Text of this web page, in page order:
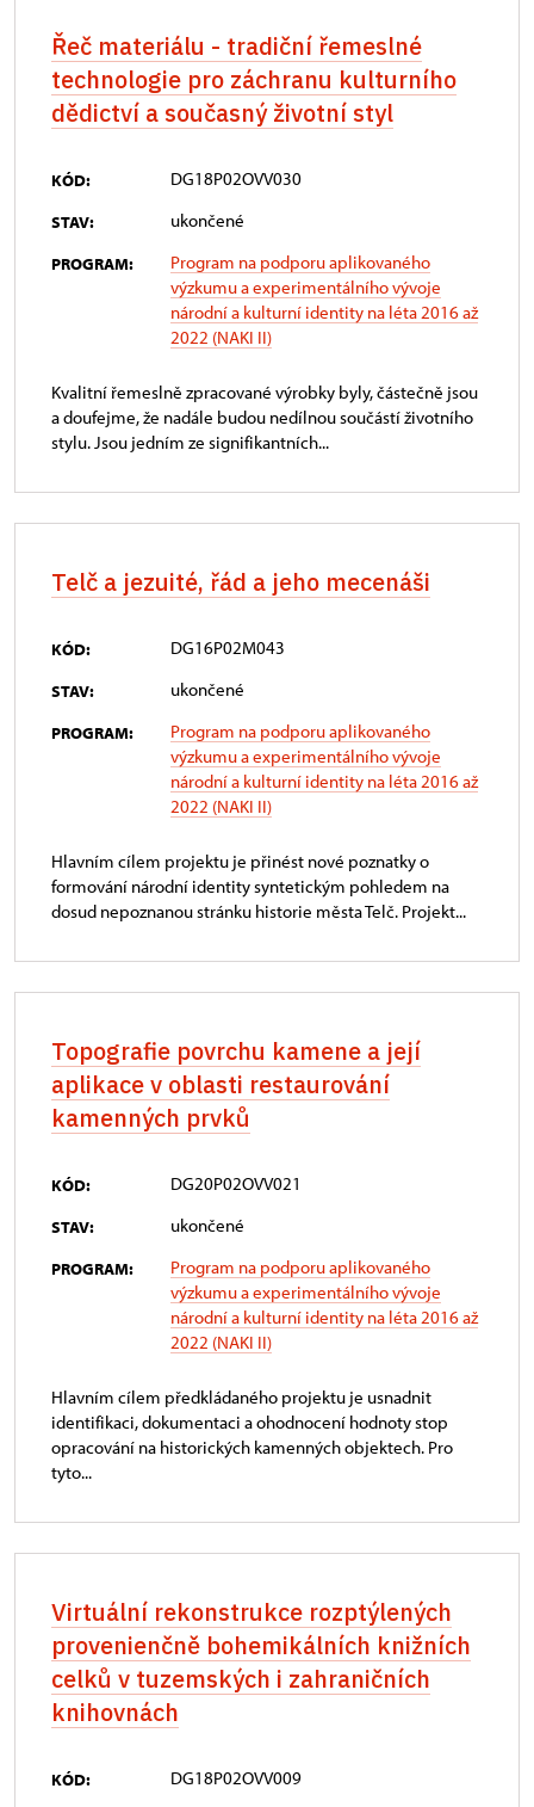
Řeč materiálu - tradiční řemeslné
technologie pro záchranu kulturního
dědictví a současný životní styl
KÓD: DG18P02OVV030
STAV: ukončené
PROGRAM:
Program na podporu aplikovaného
výzkumu a experimentálního vývoje
národní a kulturní identity na léta 2016 až
2022 (NAKI II)
Kvalitní řemeslně zpracované výrobky byly, částečně jsou
a doufejme, že nadále budou nedílnou součástí životního
stylu. Jsou jedním ze signifikantních...
Telč a jezuité, řád a jeho mecenáši
KÓD: DG16P02M043
STAV: ukončené
PROGRAM:
Program na podporu aplikovaného
výzkumu a experimentálního vývoje
národní a kulturní identity na léta 2016 až
2022 (NAKI II)
Hlavním cílem projektu je přinést nové poznatky o
formování národní identity syntetickým pohledem na
dosud nepoznanou stránku historie města Telč. Projekt...
Topografie povrchu kamene a její
aplikace v oblasti restaurování
kamenných prvků
KÓD: DG20P02OVV021
STAV: ukončené
PROGRAM:
Program na podporu aplikovaného
výzkumu a experimentálního vývoje
národní a kulturní identity na léta 2016 až
2022 (NAKI II)
Hlavním cílem předkládaného projektu je usnadnit
identifikaci, dokumentaci a ohodnocení hodnoty stop
opracování na historických kamenných objektech. Pro
tyto...
Virtuální rekonstrukce rozptýlených
provenienčně bohemikálních knižních
celků v tuzemských i zahraničních
knihovnách
KÓD: DG18P02OVV009